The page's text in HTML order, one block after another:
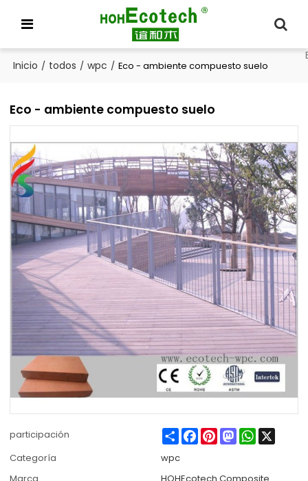
Inicio / todos / wpc / Eco - ambiente compuesto suelo
Eco - ambiente compuesto suelo
participación ShareFacebook
PinterestMastodonWhatsApp
X
Categoría
wpc